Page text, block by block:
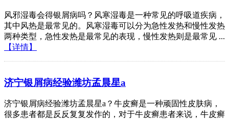
风邪湿毒会得银屑病吗？风寒湿毒是一种常见的呼吸道疾病，
其中风热是最常见的。风寒湿毒可以分为急性发热和慢性发热
两种类型，急性发热是最常见的表现，慢性发热则是最常见 ...
【详情】
济宁银屑病经验潍坊孟晨星a
济宁银屑病经验潍坊孟晨星a？牛皮癣是一种顽固性皮肤病，
很多患者都是反反复复发作的，对于牛皮癣患者来说，牛皮癣